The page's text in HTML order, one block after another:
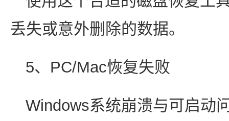
丢失或意外删除的数据。
5、PC/Mac恢复失败
Windows系统崩溃与可启动